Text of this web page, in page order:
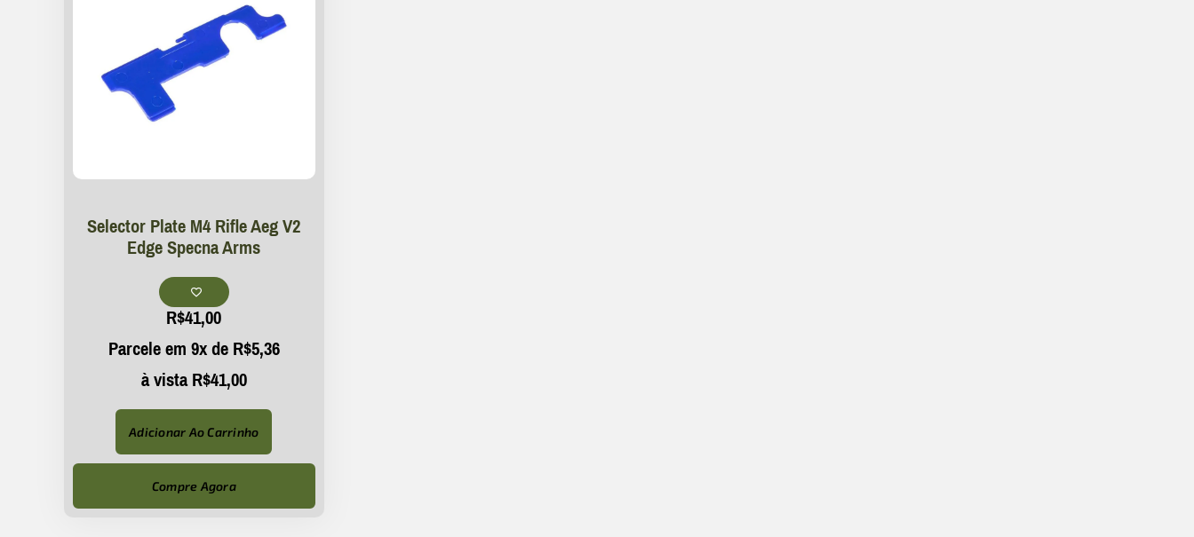
Selector Plate M4 Rifle Aeg V2
Edge Specna Arms
R$41,00
Parcele em 9x deR$5,36
à vistaR$41,00
Adicionar Ao Carrinho
Compre Agora